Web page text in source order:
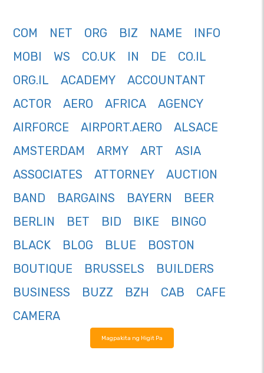
COM NET ORG BIZ NAME
INFO
MOBI
WS CO.UK IN DE
CO.IL
ORG.IL
ACADEMY
ACCOUNTANT
ACTOR
AERO AFRICA
AGENCY
AIRFORCE
AIRPORT.AERO
ALSACE
AMSTERDAM
ARMY ART
ASIA
ASSOCIATES
ATTORNEY
AUCTION
BAND
BARGAINS BAYERN
BEER
BERLIN
BET BID BIKE
BINGO
BLACK
BLOG BLUE
BOSTON
BOUTIQUE
BRUSSELS
BUILDERS
BUSINESS
BUZZ BZH CAB
CAFE
CAMERA
Magpakita ng Higit Pa